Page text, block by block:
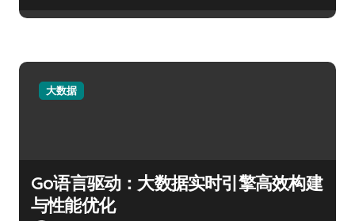
大数据
Go语言驱动：大数据实时引擎高效构建
与性能优化